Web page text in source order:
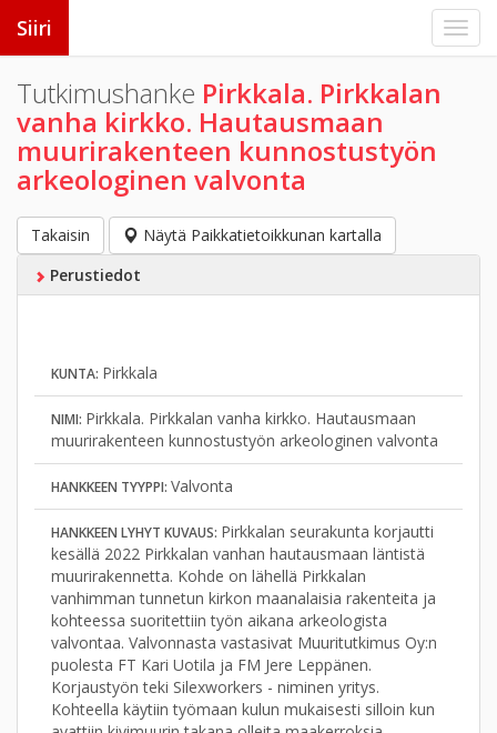
Siiri
Tutkimushanke Pirkkala. Pirkkalan
vanha kirkko. Hautausmaan
muurirakenteen kunnostustyön
arkeologinen valvonta
Takaisin
Näytä Paikkatietoikkunan kartalla
Perustiedot
KUNTA: Pirkkala
NIMI: Pirkkala. Pirkkalan vanha kirkko. Hautausmaan
muurirakenteen kunnostustyön arkeologinen valvonta
HANKKEEN TYYPPI: Valvonta
HANKKEEN LYHYT KUVAUS: Pirkkalan seurakunta korjautti
kesällä 2022 Pirkkalan vanhan hautausmaan läntistä
muurirakennetta. Kohde on lähellä Pirkkalan
vanhimman tunnetun kirkon maanalaisia rakenteita ja
kohteessa suoritettiin työn aikana arkeologista
valvontaa. Valvonnasta vastasivat Muuritutkimus Oy:n
puolesta FT Kari Uotila ja FM Jere Leppänen.
Korjaustyön teki Silexworkers - niminen yritys.
Kohteella käytiin työmaan kulun mukaisesti silloin kun